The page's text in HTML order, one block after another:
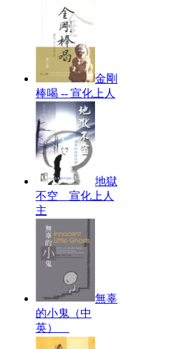
金剛
棒喝 -- 宣化上人
地獄
不空 宣化上人
主
無辜
的小鬼（中
英）